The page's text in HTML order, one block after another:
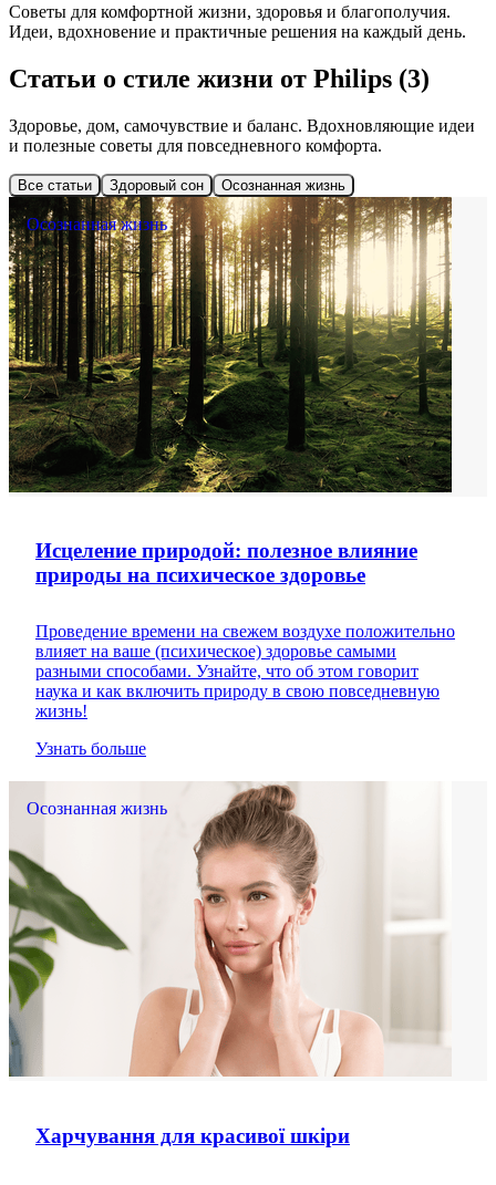
Cоветы для комфортной жизни, здоровья и благополучия.
Идеи, вдохновение и практичные решения на каждый день.
Статьи о стиле жизни от Philips (3)
Здоровье, дом, самочувствие и баланс. Вдохновляющие идеи
и полезные советы для повседневного комфорта.
Все статьи Здоровый сон Осознанная жизнь
Осознанная жизнь
Исцеление природой: полезное влияние
природы на психическое здоровье
Проведение времени на свежем воздухе положительно
влияет на ваше (психическое) здоровье самыми
разными способами. Узнайте, что об этом говорит
наука и как включить природу в свою повседневную
жизнь!
Узнать больше
Осознанная жизнь
Харчування для красивої шкіри